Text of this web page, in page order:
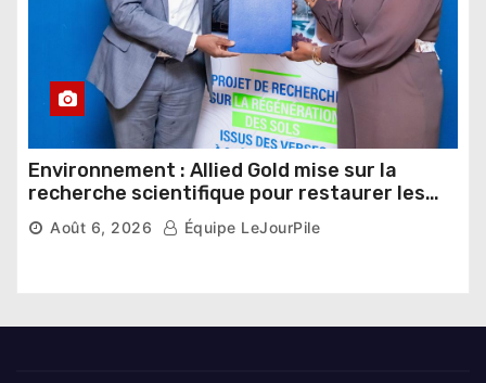
Environnement : Allied Gold mise sur la
recherche scientifique pour restaurer les
sols de ses sites miniers
Août 6, 2026 Équipe LeJourPile